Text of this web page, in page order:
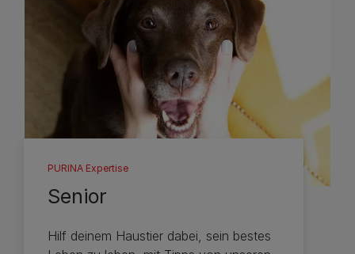
PURINA Expertise
Senior
Hilf deinem Haustier dabei, sein bestes